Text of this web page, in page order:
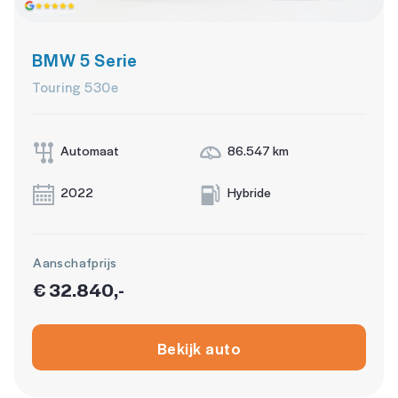
Dab
Keyless-pakket
stuur verwarmd
Veiligheids-pakket
Volledig digitaal instrumentenpaneel
actieve noodgeval assistent
actieve noodgeval assistent
BMW 5 Serie
Touring 530e
Automaat 86.547 km
2022 Hybride
Aanschafprijs
€ 32.840,-
Bekijk auto